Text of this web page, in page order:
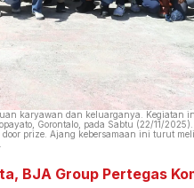
karyawan dan keluarganya. Kegiatan
Gorontalo, pada Sabtu (22/11/
prize. Ajang kebersamaan ini turut
BJA Group Pertegas